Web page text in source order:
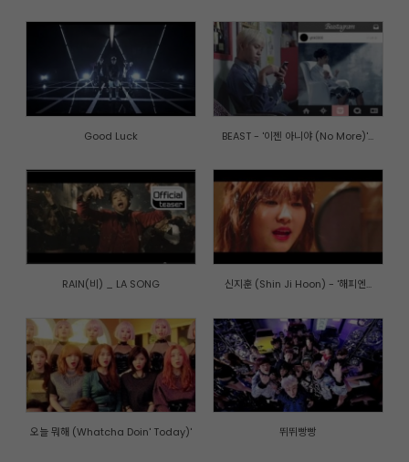
Good Luck BEAST - '이젠 아니야 (No More)'...
RAIN(비) _ LA SONG 신지훈 (Shin Ji Hoon) - '해피엔...
오늘 뭐해 (Whatcha Doin' Today)' 뛰뛰빵빵